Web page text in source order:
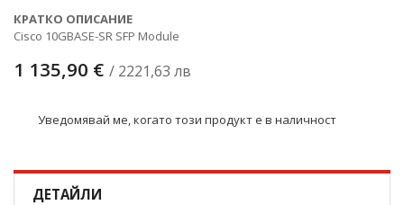
КРАТКО ОПИСАНИЕ
Cisco 10GBASE-SR SFP Module
1 135,90 € / 2221,63 лв
Уведомявай ме, когато този продукт е в наличност
ДЕТАЙЛИ